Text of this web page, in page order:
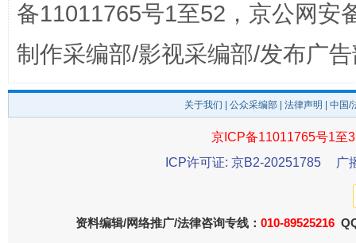
东山县通报“牛蛙产品抗生素超标问题” 法
备11011765号1至52，京公网安
制作采编部/影视采编部/发布广
关于我们 公众采编部 法律声明 | 中国
京ICP备11011765号1至
ICP许可证: 京B2-20251785
广
资料编辑/网络推广/法律咨询专线： 010-89525216